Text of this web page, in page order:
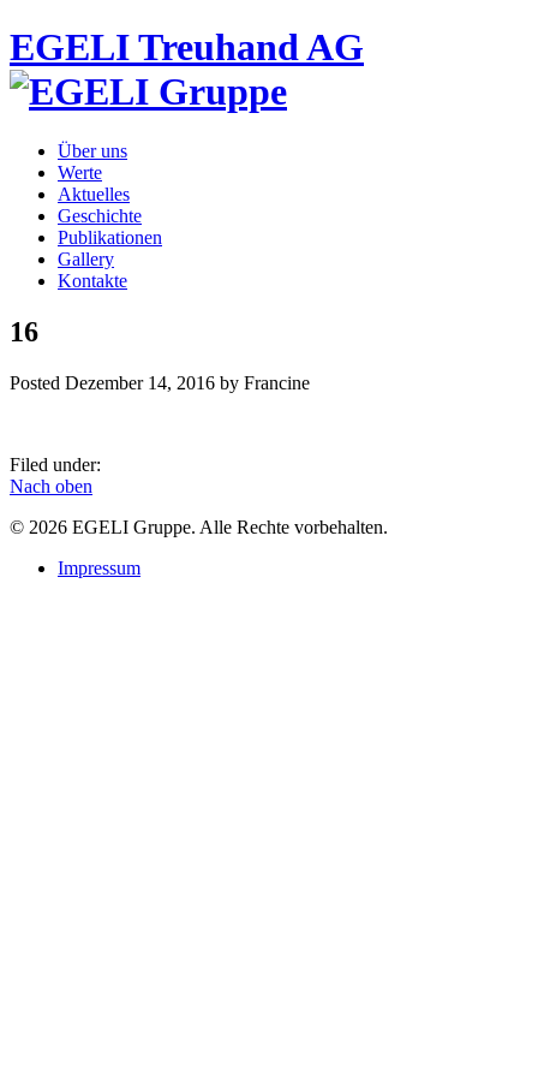
EGELI Treuhand AG
Über uns
Werte
Aktuelles
Geschichte
Publikationen
Gallery
Kontakte
16
Posted Dezember 14, 2016 by Francine
Filed under:
Nach oben
© 2026 EGELI Gruppe. Alle Rechte vorbehalten.
Impressum